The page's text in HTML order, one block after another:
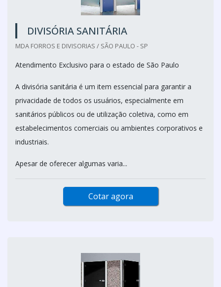
DIVISÓRIA SANITÁRIA
MDA FORROS E DIVISORIAS / SÃO PAULO - SP
Atendimento Exclusivo para o estado de São Paulo
A divisória sanitária é um item essencial para garantir a
privacidade de todos os usuários, especialmente em
sanitários públicos ou de utilização coletiva, como em
estabelecimentos comerciais ou ambientes corporativos e
industriais.
Apesar de oferecer algumas varia...
Cotar agora